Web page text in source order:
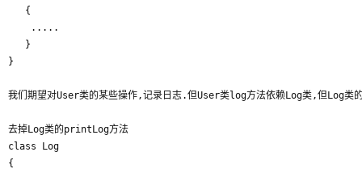
   {
   }
}
我们期望对User类的某些操作,记录日志.但User类log方法依赖Log类,但Log
去掉Log类的printLog方法
class Log
{